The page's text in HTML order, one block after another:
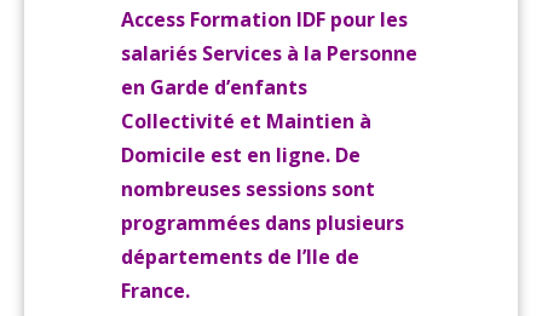
Access Formation IDF pour les
salariés Services à la Personne
en Garde d’enfants
Collectivité et Maintien à
Domicile est en ligne. De
nombreuses sessions sont
programmées dans plusieurs
départements de l’Ile de
France.